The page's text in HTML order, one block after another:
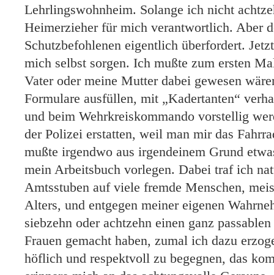
Lehrlingswohnheim. Solange ich nicht
Heimerzieher für mich verantwortlich. Aber
Schutzbefohlenen eigentlich überfordert.
mich selbst sorgen. Ich mußte zum ersten
Vater oder meine Mutter dabei gewesen
Formulare ausfüllen, mit „Kadertanten“
und beim Wehrkreiskommando vorstellig
der Polizei erstatten, weil man mir das
mußte irgendwo aus irgendeinem Grund
mein Arbeitsbuch vorlegen. Dabei traf ich
Amtsstuben auf viele fremde Menschen,
Alters, und entgegen meiner eigenen
siebzehn oder achtzehn einen ganz
Frauen gemacht haben, zumal ich dazu
höflich und respektvoll zu begegnen, das